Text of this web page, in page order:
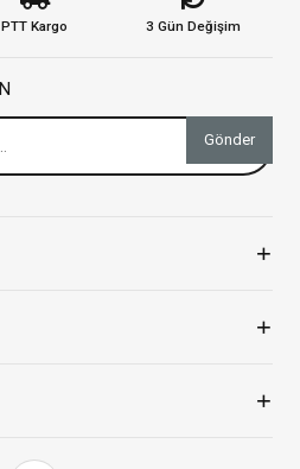
PTT Kargo 3 Gün Değişim
Gönder
+
+
+